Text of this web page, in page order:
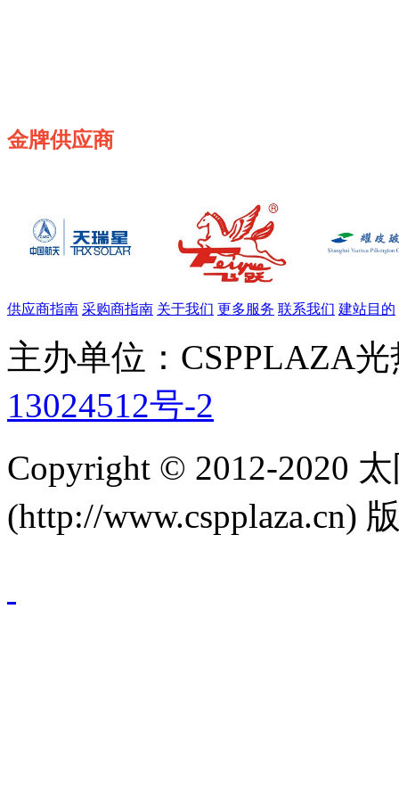
金牌供应商
供应商指南 采购商指南 关于我们 更多服务 联系我们 建站目的
主办单位：CSPPLAZA
13024512号-2
Copyright © 2012-2020
(http://www.cspplaza.cn)